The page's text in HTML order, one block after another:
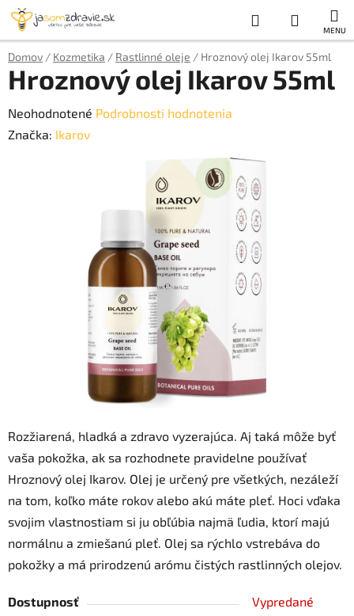
Prejsť
obsah
Hľadať
KOŠÍK
Domov / Kozmetika / Rastlinné oleje / Hroznový olej Ikarov 55ml
Rozžiarená, hladká a zdravo vyzerajúca. Aj taká môže byť
vaša pokožka, ak sa rozhodnete pravidelne používať
Hroznový olej Ikarov. Olej je určený pre všetkých, nezáleží
na tom, koľko máte rokov alebo akú máte pleť. Hoci vďaka
svojim vlastnostiam si ju obľúbia najmä ľudia, ktorí majú
normálnu a zmiešanú pleť. Olej sa rýchlo vstrebáva do
pokožky a má prirodzenú arómu čistých rastlinných olejov.
Dostupnosť
Vypredané
Hroznový olej Ikarov 55ml
Priemerné
hodnotenie
Neohodnotené Podrobnosti hodnotenia
Značka: Ikarov